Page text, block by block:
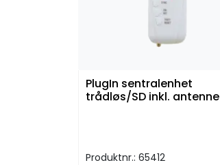
PlugIn sentralenhet
trådløs/SD inkl. antenne
Produktnr.: 65412